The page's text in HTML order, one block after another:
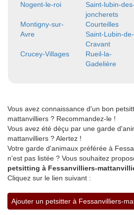
Nogent-le-roi
Saint-lubin-des-
joncherets
Montigny-sur-
Avre
Courteilles
Saint-Lubin-de-
Cravant
Crucey-Villages
Rueil-la-
Gadelière
Vous avez connaissance d'un bon
mattanvilliers ? Recommandez-le !
Vous avez été déçu par une garde
mattanvilliers ? Alertez !
Votre garde d'animaux préférée à
n'est pas listée ? Vous souhaitez
petsitting à Fessanvilliers-
Cliquez sur le lien suivant :
Ajouter un petsitter à Fessanvilliers-